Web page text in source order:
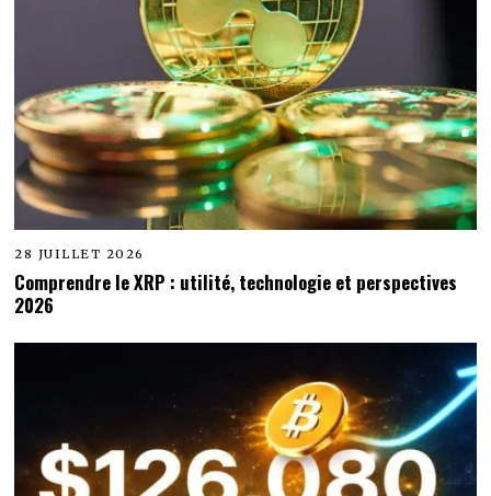
28 JUILLET 2026
Comprendre le XRP : utilité, technologie et perspectives
2026